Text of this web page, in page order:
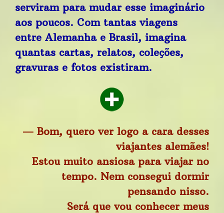
serviram para mudar esse imaginário
aos poucos. Com tantas viagens
entre Alemanha e Brasil, imagina
quantas cartas, relatos, coleções,
gravuras e fotos existiram.
— Bom, quero ver logo a cara desses
viajantes alemães!
Estou muito ansiosa para viajar no
tempo. Nem consegui dormir
pensando nisso.
Será que vou conhecer meus